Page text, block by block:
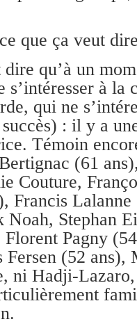
que ça veut
dire qu’à un
s’intéresser à
qui ne
: il y a
Témoin
(61
Couture,
Francis
Noah, Stephan
Pagny
Fersen (52 ans),
ni Hadji-